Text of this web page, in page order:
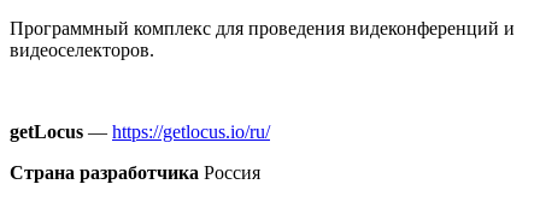
Программный комплекс для проведения видеконференций и
видеоселекторов.
getLocus — https://getlocus.io/ru/
Страна разработчика Россия